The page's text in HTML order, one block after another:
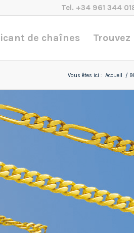
Tel. +34 961 344
de chaînes Trouvez
Vous êtes ici : Accueil /